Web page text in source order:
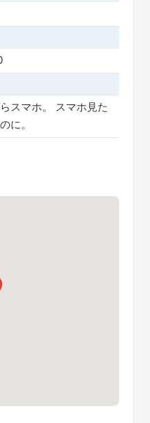
スマホ。 スマホ見た
に。